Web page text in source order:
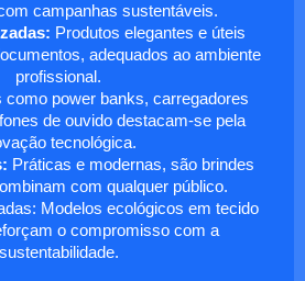
campanhas sustentáveis.
Produtos elegantes e úteis
adequados ao ambiente
profissional.
como power banks, carregadores
de ouvido destacam-se pela
tecnológica.
Práticas e modernas, são brindes
com qualquer público.
Modelos ecológicos em tecido
o compromisso com a
sustentabilidade.